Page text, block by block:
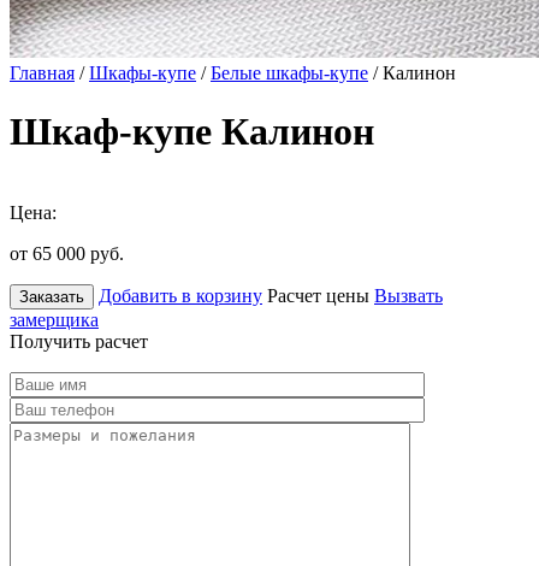
Главная /Шкафы-купе /Белые шкафы-купе / Калинон
Шкаф-купе Калинон
Цена:
от 65 000 руб.
Заказать Добавить в корзину Расчет цены Вызвать
замерщика
Получить расчет